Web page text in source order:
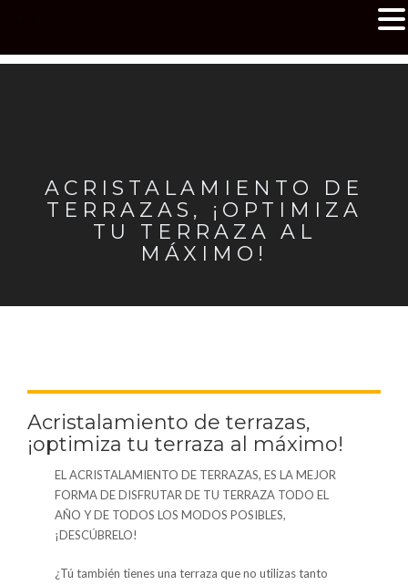
ACRISTALAMIENTO DE
TERRAZAS, ¡OPTIMIZA
TU TERRAZA AL
MÁXIMO!
Acristalamiento de terrazas,
¡optimiza tu terraza al máximo!
EL ACRISTALAMIENTO DE TERRAZAS, ES LA MEJOR
FORMA DE DISFRUTAR DE TU TERRAZA TODO EL
AÑO Y DE TODOS LOS MODOS POSIBLES,
¡DESCÚBRELO!
¿Tú también tienes una terraza que no utilizas tanto